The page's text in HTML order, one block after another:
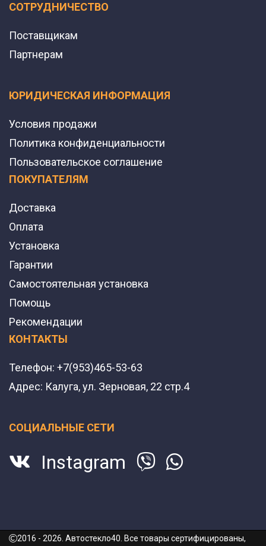
СОТРУДНИЧЕСТВО
Поставщикам
Партнерам
ЮРИДИЧЕСКАЯ ИНФОРМАЦИЯ
Условия продажи
Политика конфиденциальности
Пользовательское соглашение
ПОКУПАТЕЛЯМ
Доставка
Оплата
Установка
Гарантии
Самостоятельная установка
Помощь
Рекомендации
КОНТАКТЫ
Телефон: +7(953)465-53-63
Адрес: Калуга, ул. Зерновая, 22 стр.4
СОЦИАЛЬНЫЕ СЕТИ
Instagram
2016 - 2026. Автостекло40. Все товары сертифицированы,